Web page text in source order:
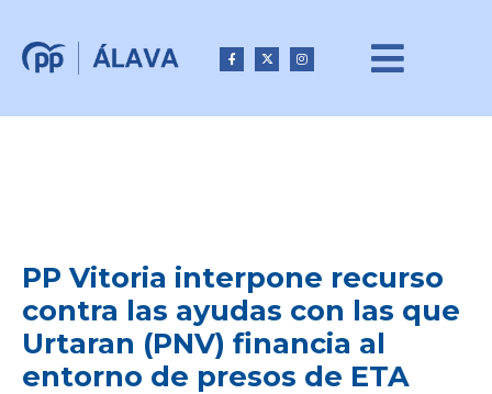
PP Vitoria interpone recurso
contra las ayudas con las que
Urtaran (PNV) financia al
entorno de presos de ETA